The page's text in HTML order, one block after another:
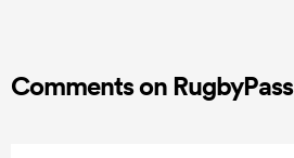
Comments on RugbyPass